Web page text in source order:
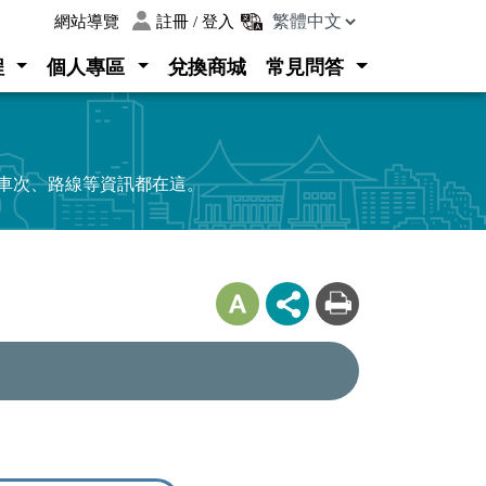
網站導覽 註冊 / 登入
個人專區 兌換商城 常見問答
次、路線等資訊都在這。